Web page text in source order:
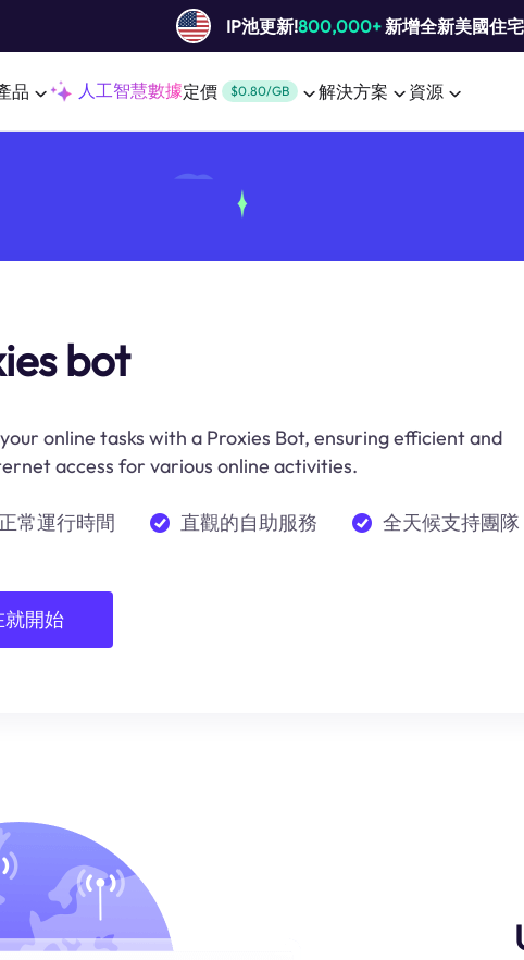
IP池更新!800,000+新增全新美國住
品 人工智慧數據定價 $0.80/GB 解決方案 資源
bot
online tasks with a Proxies Bot, ensuring efficient and
access for various online activities.
常運行時間 直觀的自助服務 全天候支持團隊
就開始